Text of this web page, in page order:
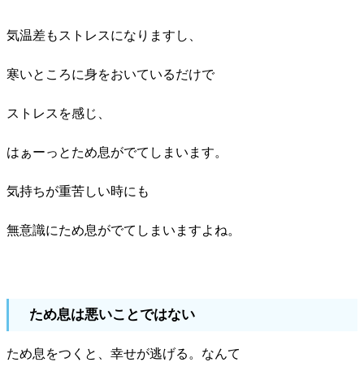
気温差もストレスになりますし、
寒いところに身をおいているだけで
ストレスを感じ、
はぁーっとため息がでてしまいます。
気持ちが重苦しい時にも
無意識にため息がでてしまいますよね。
ため息は悪いことではない
ため息をつくと、幸せが逃げる。なんて